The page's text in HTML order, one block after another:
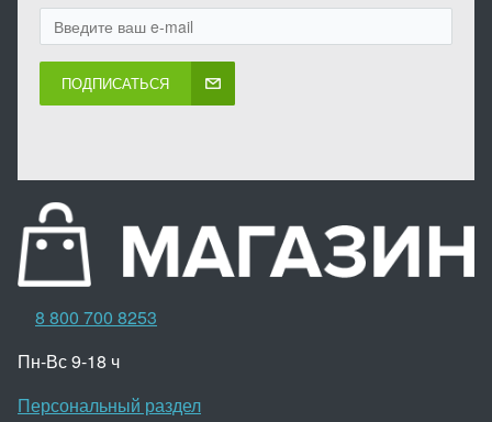
ПОДПИСАТЬСЯ
8 800 700 8253
Пн-Вс 9-18 ч
Персональный раздел